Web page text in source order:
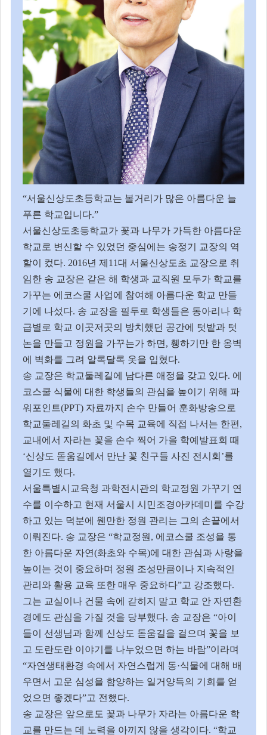
“서울신상도초등학교는 볼거리가 많은 아름다운 늘
푸른 학교입니다.”
서울신상도초등학교가 꽃과 나무가 가득한 아름다운
학교로 변신할 수 있었던 중심에는 송정기 교장의 역
할이 컸다. 2016년 제 11대 서울신상도초 교장으로 취
임한 송 교장은 같은 해 학생과 교직원 모두가 학교를
가꾸는 에코스쿨 사업에 참여해 아름다운 학교 만들
기에 나섰다. 송 교장을 필두로 학생들은 동아리나 학
급별로 학교 이곳저곳의 방치했던 공간에 텃밭과 텃
논을 만들고 정원을 가꾸는가 하면 , 휑하기만 한 옹벽
에 벽화를 그려 알록달록 옷을 입혔다.
송 교장은 학교둘레길에 남다른 애정을 갖고 있다. 에
코스쿨 식물에 대한 학생들의 관심을 높이기 위해 파
워포인트(PPT) 자료까지 손수 만들어 훈화방송으로
학교둘레길의 화초 및 수목 교육에 직접 나서는 한편 ,
교내에서 자라는 꽃을 손수 찍어 가을 학예발표회 때
‘신상도 돋움길에서 만난 꽃 친구들 사진 전시회 ’를
열기도 했다.
서울특별시교육청 과학전시관의 학교정원 가꾸기 연
수를 이수하고 현재 서울시 시민조경아카데미를 수강
하고 있는 덕분에 웬만한 정원 관리는 그의 손끝에서
이뤄진다. 송 교장은 “학교정원 , 에코스쿨 조성을 통
한 아름다운 자연(화초와 수목)에 대한 관심과 사랑을
높이는 것이 중요하며 정원 조성만큼이나 지속적인
관리와 활용 교육 또한 매우 중요하다”고 강조했다.
그는 교실이나 건물 속에 갇히지 말고 학교 안 자연환
경에도 관심을 가질 것을 당부했다. 송 교장은 “아이
들이 선생님과 함께 신상도 돋움길을 걸으며 꽃을 보
고 도란도란 이야기를 나누었으면 하는 바람”이라며
“자연생태환경 속에서 자연스럽게 동·식물에 대해 배
우면서 고운 심성을 함양하는 일거양득의 기회를 얻
었으면 좋겠다”고 전했다.
송 교장은 앞으로도 꽃과 나무가 자라는 아름다운 학
교를 만드는 데 노력을 아끼지 않을 생각이다. “학교